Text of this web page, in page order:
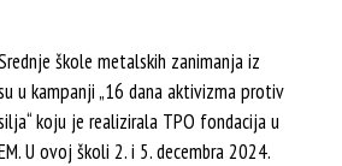
škole metalskih zanimanja iz
u kampanji „16 dana aktivizma protiv
koju je realizirala TPO fondacija u
U ovoj školi 2. i 5. decembra 2024.